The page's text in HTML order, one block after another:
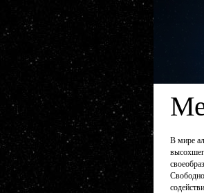
В мире